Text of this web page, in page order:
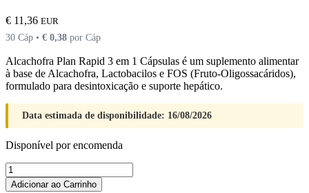
€ 11,36 EUR
30 Cáp • € 0,38 por Cáp
Alcachofra Plan Rapid 3 em 1 Cápsulas é um suplemento alimentar
à base de Alcachofra, Lactobacilos e FOS (Fruto-Oligossacáridos),
formulado para desintoxicação e suporte hepático.
Data estimada de disponibilidade: 16/08/2026
Disponível por encomenda
Quantidade
deAdicionar ao Carrinho